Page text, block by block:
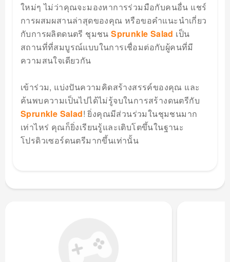
ใหม่ๆ ไม่ว่าคุณจะมองหาการร่วมมือกับคนอื่น แชร์
การผสมผสานล่าสุดของคุณ หรือขอคำแนะนำเกี่ยว
กับการผลิตดนตรี ชุมชนSprunkle Salad เป็น
สถานที่ที่สมบูรณ์แบบในการเชื่อมต่อกับผู้คนที่มี
ความสนใจเดียวกัน
เข้าร่วม, แบ่งปันความคิดสร้างสรรค์ของคุณ และ
ค้นพบความเป็นไปได้ไม่รู้จบในการสร้างดนตรีกับ
Sprunkle Salad! ยิ่งคุณมีส่วนร่วมในชุมชนมาก
เท่าไหร่ คุณก็ยิ่งเรียนรู้และเติบโตขึ้นในฐานะ
โปรดิวเซอร์ดนตรีมากขึ้นเท่านั้น